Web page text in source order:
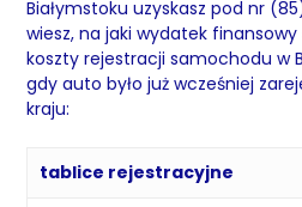
Białymstoku uzyskasz pod nr
wiesz, na jaki wydatek
koszty rejestracji samochodu w
gdy auto było już wcześniej
kraju:
tablice rejestracyjne